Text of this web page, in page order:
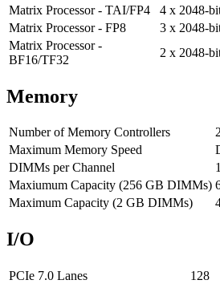
Matrix Processor - TAI/FP4
4 x 2048-
Matrix Processor - FP8
3 x 2048-
Matrix Processor -
BF16/TF32
2 x 2048-
Memory
Number of Memory Controllers
Maximum Memory Speed
DIMMs per Channel
1
Maxiumum Capacity (256 GB DIMMs)
Maximum Capacity (2 GB DIMMs)
I/O
PCIe 7.0 Lanes
128